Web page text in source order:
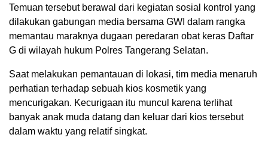
Temuan tersebut berawal dari kegiatan sosial kontrol yang
dilakukan gabungan media bersama GWI dalam rangka
memantau maraknya dugaan peredaran obat keras Daftar
G di wilayah hukum Polres Tangerang Selatan.
Saat melakukan pemantauan di lokasi, tim media menaruh
perhatian terhadap sebuah kios kosmetik yang
mencurigakan. Kecurigaan itu muncul karena terlihat
banyak anak muda datang dan keluar dari kios tersebut
dalam waktu yang relatif singkat.